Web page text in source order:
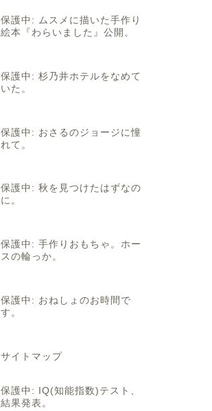
保護中: ムスメに描いた手作り
絵本『わらいました』公開。
保護中: 杉乃井ホテルをなめて
いた。
保護中: おさるのジョージに憧
れて。
保護中: 秋を見つけたはずなの
に。
保護中: 手作りおもちゃ。ホー
スの輪っか。
保護中: おねしょのお時間で
す。
サイトマップ
保護中: IQ(知能指数)テスト、
結果発表。